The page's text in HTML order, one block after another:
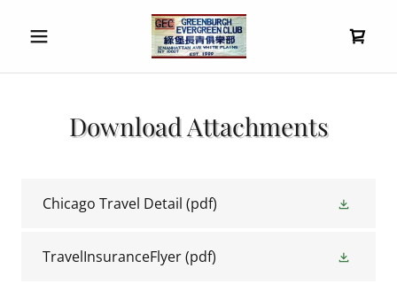
Download Attachments
Chicago Travel Detail (pdf)
TravelInsuranceFlyer(pdf)